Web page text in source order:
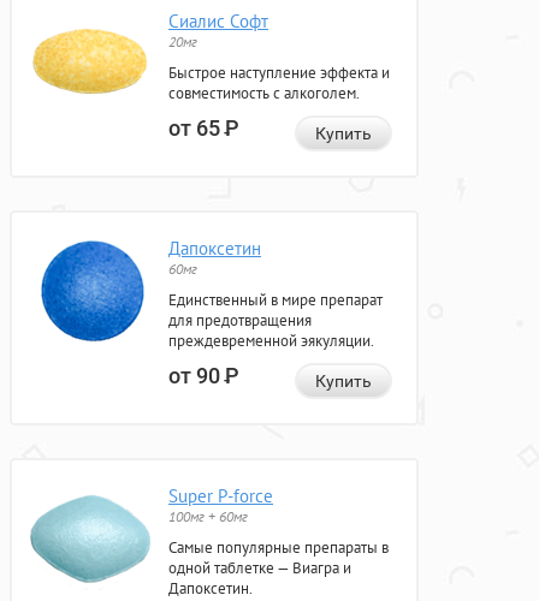
Сиалис Софт
20мг
Быстрое наступление эффекта и
совместимость с алкоголем.
от 65Р Купить
Дапоксетин
60мг
Единственный в мире препарат
для предотвращения
преждевременной эякуляции.
от 90Р Купить
Super P-force
100мг + 60мг
Самые популярные препараты в
одной таблетке — Виагра и
Дапоксетин.